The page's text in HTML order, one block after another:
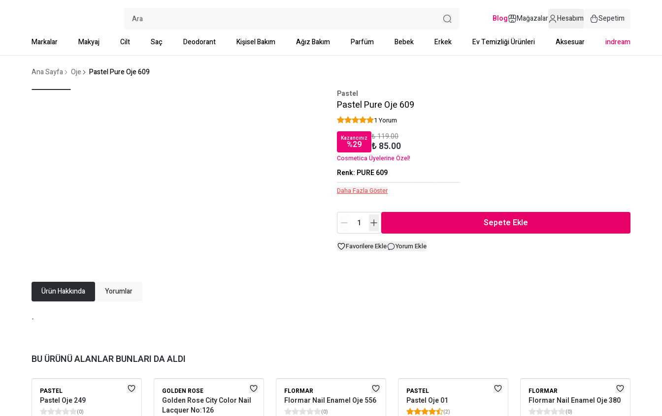
Blog Mağazalar Hesabım Sepetim
Markalar Makyaj Cilt Saç Deodorant Kişisel Bakım Ağız Bakım Parfüm Bebek Erkek Ev Temizliği Ürünleri Aksesuar indream
Ana Sayfa Oje Pastel Pure Oje 609
Pastel
Pastel Pure Oje 609
1 Yorum
Kazancınız
%29
₺ 119.00
₺ 85.00
Cosmetica Üyelerine Özel!
Renk: PURE 609
Daha Fazla Göster
Sepete Ekle
Favorilere Ekle Yorum Ekle
Ürün Hakkında Yorumlar
-
BU ÜRÜNÜ ALANLAR BUNLARI DA ALDI
PASTEL
Pastel Oje 249
(0)
GOLDEN ROSE
Golden Rose City Color Nail
Lacquer No:126
FLORMAR
Flormar Nail Enamel Oje 556
(0)
PASTEL
Pastel Oje 01
(2)
FLORMAR
Flormar Nail Enamel Oje 380
(0)